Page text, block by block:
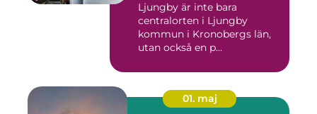
Ljungby är inte bara
centralorten i Ljungby
kommun i Kronobergs län,
utan också en p...
01. maj